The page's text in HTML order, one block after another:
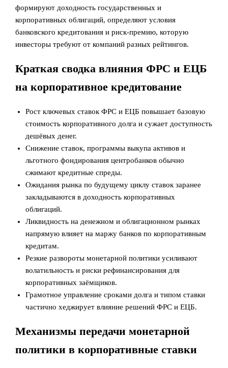
формируют доходность государственных и
корпоративных облигаций, определяют условия
банковского кредитования и риск‑премию, которую
инвесторы требуют от компаний разных рейтингов.
Краткая сводка влияния ФРС и ЕЦБ
на корпоративное кредитование
Рост ключевых ставок ФРС и ЕЦБ повышает базовую
стоимость корпоративного долга и сужает доступность
дешёвых денег.
Снижение ставок, программы выкупа активов и
льготного фондирования центробанков обычно
сжимают кредитные спреды.
Ожидания рынка по будущему циклу ставок заранее
закладываются в доходность корпоративных
облигаций.
Ликвидность на денежном и облигационном рынках
напрямую влияет на маржу банков по корпоративным
кредитам.
Резкие развороты монетарной политики усиливают
волатильность и риски рефинансирования для
корпоративных заёмщиков.
Грамотное управление сроками долга и типом ставки
частично хеджирует влияние решений ФРС и ЕЦБ.
Механизмы передачи монетарной
политики в корпоративные ставки